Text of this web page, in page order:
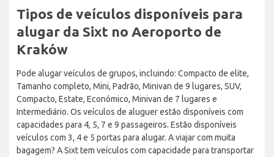
Tipos de veículos disponíveis para
alugar da Sixt no Aeroporto de
Kraków
Pode alugar veículos de grupos, incluindo: Compacto de elite,
Tamanho completo, Mini, Padrão, Minivan de 9 lugares, SUV,
Compacto, Estate, Económico, Minivan de 7 lugares e
Intermediário. Os veículos de aluguer estão disponíveis com
capacidades para 4, 5, 7 e 9 passageiros. Estão disponíveis
veículos com 3, 4 e 5 portas para alugar. A viajar com muita
bagagem? A Sixt tem veículos com capacidade para transportar